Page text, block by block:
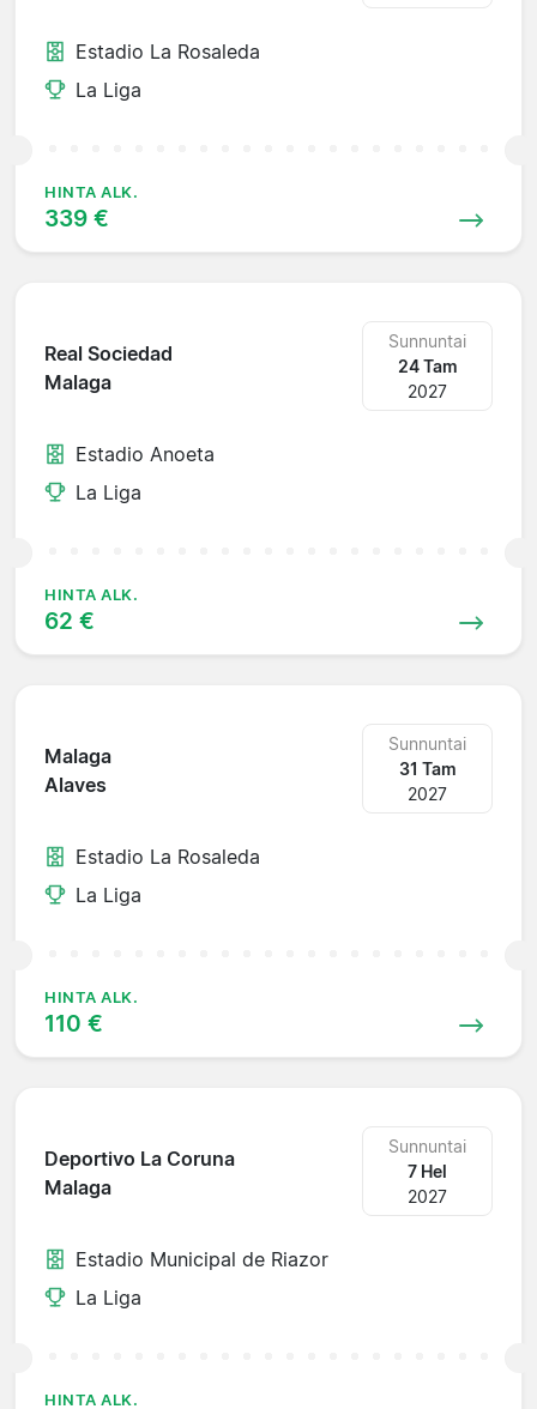
Estadio La Rosaleda
La Liga
HINTA ALK.
339 €
Real Sociedad
Malaga
Sunnuntai
24 Tam
2027
Estadio Anoeta
La Liga
HINTA ALK.
62 €
Malaga
Alaves
Sunnuntai
31 Tam
2027
Estadio La Rosaleda
La Liga
HINTA ALK.
110 €
Deportivo La Coruna
Malaga
Sunnuntai
7 Hel
2027
Estadio Municipal de Riazor
La Liga
HINTA ALK.